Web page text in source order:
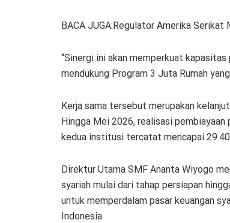
BACA JUGA:Regulator Amerika
“Sinergi ini akan memperkuat
mendukung Program 3 Juta Rumah
Kerja sama tersebut merupakan
Hingga Mei 2026, realisasi
kedua institusi tercatat mencapai
Direktur Utama SMF Ananta Wiyogo
syariah mulai dari tahap persiapan
untuk memperdalam pasar keuangan
Indonesia.